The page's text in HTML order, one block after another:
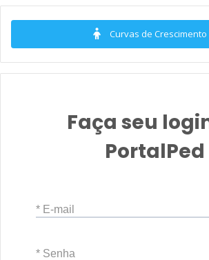
Curvas de Crescimento
Faça seu
PortalPed
* E-mail
* Senha